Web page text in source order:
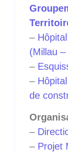
–
(Millau
–
–
de
–
– Projet